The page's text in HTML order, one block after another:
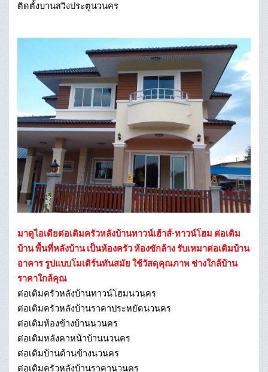
ติดตั้งบานสวิงประตูนวนคร
มาดูไอเดียต่อเติมครัวหลังบ้านทาวน์เฮ้าส์-ทาวน์โฮม ต่อเติม
บ้าน พื้นที่หลังบ้าน เป็นห้องครัว ห้องซักล้าง รับเหมาต่อเติมบ้าน
อาคาร รูปแบบโมเดิร์นทันสมัย ใช้วัสดุคุณภาพ ช่างใกล้บ้าน
ราคาใกล้คุณ
ต่อเติมครัวหลังบ้านทาวน์โฮมนวนคร
ต่อเติมครัวหลังบ้านราคาประหยัดนวนคร
ต่อเติมห้องข้างบ้านนวนคร
ต่อเติมหลังคาหน้าบ้านนวนคร
ต่อเติมบ้านด้านข้างนวนคร
ต่อเติมครัวหลังบ้านราคานวนคร